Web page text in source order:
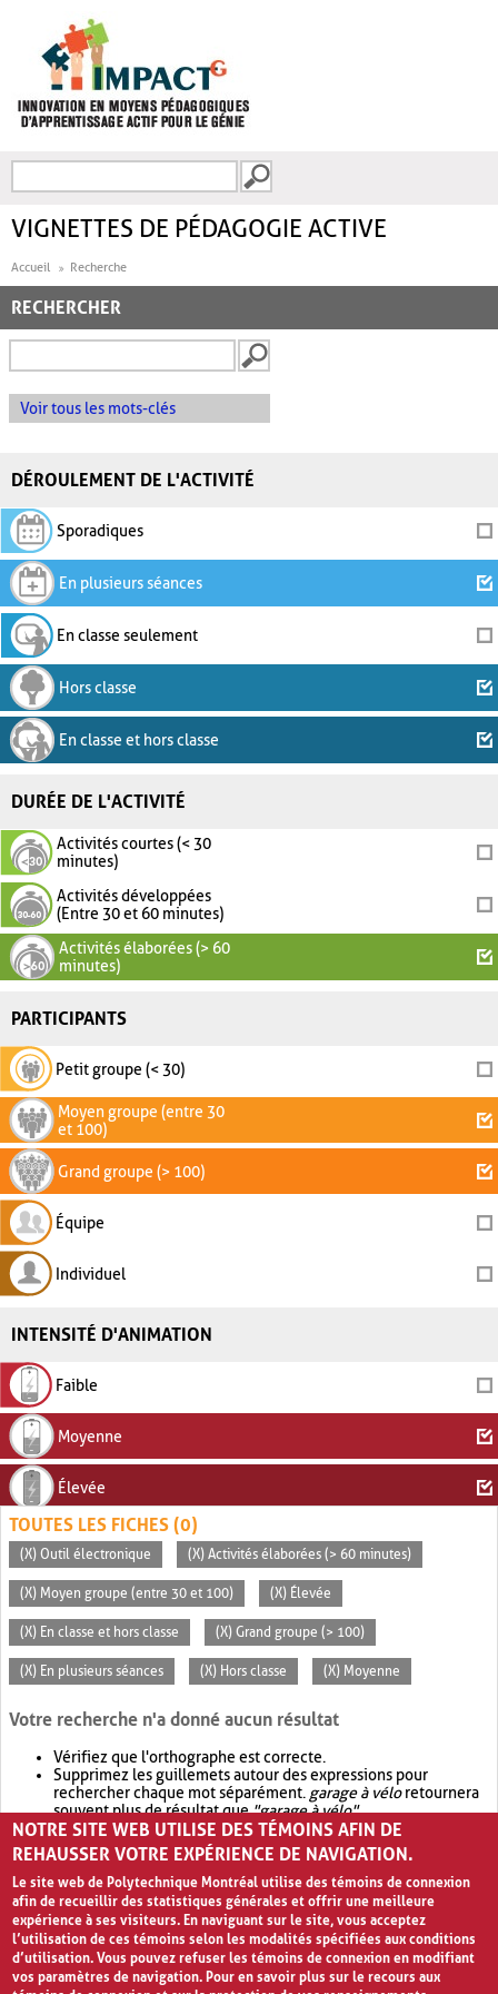
FORMULAIRE DE
VIGNETTES DE PÉDAGOGIE ACTIVE
Accueil Recherche
RECHERCHER
Voir tous les mots-clés
DÉROULEMENT DE L'ACTIVITÉ
Sporadiques
En plusieurs séances
En classe seulement
Hors classe
En classe et hors classe
DURÉE DE L'ACTIVITÉ
Activités courtes (< 30
minutes)
Activités développées
(Entre 30 et 60 minutes)
Activités élaborées (> 60
minutes)
PARTICIPANTS
Petit groupe (< 30)
Moyen groupe (entre 30
et 100)
Grand groupe (> 100)
Équipe
Individuel
INTENSITÉ D'ANIMATION
Faible
Moyenne
Élevée
TOUTES LES FICHES (0)
(X) Outil électronique (X) Activités élaborées (> 60 minutes)
(X) Moyen groupe (entre 30 et 100) (X) Élevée
(X) En classe et hors classe (X) Grand groupe (> 100)
(X) En plusieurs séances (X) Hors classe (X) Moyenne
Votre recherche n'a donné aucun résultat
Vérifiez que l'orthographe est correcte.
Supprimez les guillemets autour des expressions pour
rechercher chaque mot séparément. garage à véloretournera
souvent plus de résultat que"garage à vélo".
Envisagez d'élargir votre recherche avec OR.garage OR vélo
retournera souvent plus de résultat quegarage à vélo
NOTRE SITE WEB UTILISE DES TÉMOINS AFIN DE
REHAUSSER VOTRE EXPÉRIENCE DE NAVIGATION.
Le site web de Polytechnique Montréal utilise des témoins de connexion
afin de recueillir des statistiques générales et offrir une meilleure
expérience à ses visiteurs. En naviguant sur le site, vous acceptez
l’utilisation de ces témoins selon les modalités spécifiées aux conditions
d’utilisation. Vous pouvez refuser les témoins de connexion en modifiant
vos paramètres de navigation. Pour en savoir plus sur le recours aux